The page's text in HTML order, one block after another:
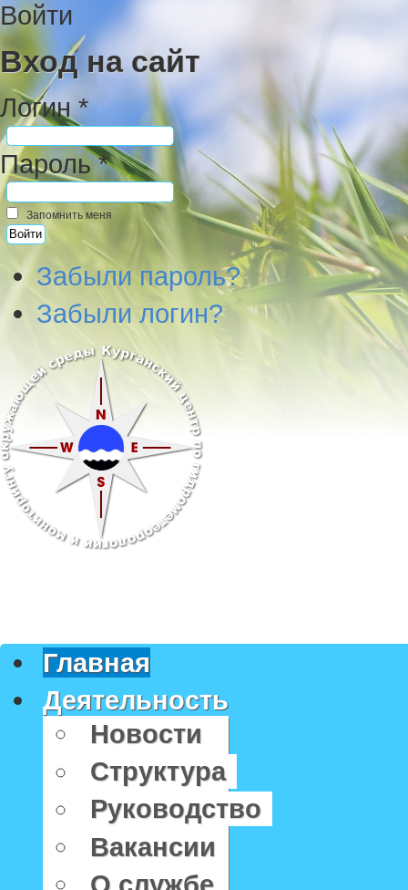
Войти
Вход на сайт
Логин *
Пароль *
Запомнить меня
Забыли пароль?
Забыли логин?
Главная
Деятельность
Новости
Структура
Руководство
Вакансии